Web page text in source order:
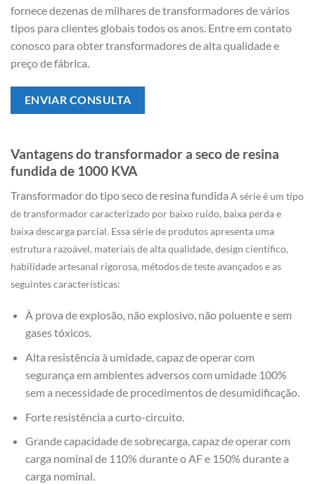
fornece dezenas de milhares de transformadores de vários
tipos para clientes globais todos os anos. Entre em contato
conosco para obter transformadores de alta qualidade e
preço de fábrica.
ENVIAR CONSULTA
Vantagens do transformador a seco de resina
fundida de 1000 KVA
Transformador do tipo seco de resina fundida A série é um tipo
de transformador caracterizado por baixo ruído, baixa perda e
baixa descarga parcial. Essa série de produtos apresenta uma
estrutura razoável, materiais de alta qualidade, design científico,
habilidade artesanal rigorosa, métodos de teste avançados e as
seguintes características:
À prova de explosão, não explosivo, não poluente e sem
gases tóxicos.
Alta resistência à umidade, capaz de operar com
segurança em ambientes adversos com umidade 100%
sem a necessidade de procedimentos de desumidificação.
Forte resistência a curto-circuito.
Grande capacidade de sobrecarga, capaz de operar com
carga nominal de 110% durante o AF e 150% durante a
carga nominal.